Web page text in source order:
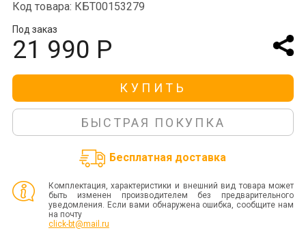
Код товара: КБТ00153279
Под заказ
21 990 Р
КУПИТЬ
БЫСТРАЯ ПОКУПКА
Бесплатная доставка
Комплектация, характеристики и внешний вид товара может
быть изменен производителем без предварительного
уведомления. Если вами обнаружена ошибка, сообщите нам
на почту
click-bt@mail.ru